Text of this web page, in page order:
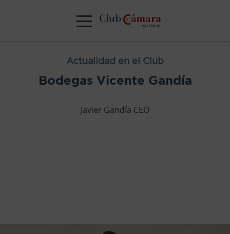
Actualidad en el Club
Bodegas Vicente Gandía
Javier Gandía CEO